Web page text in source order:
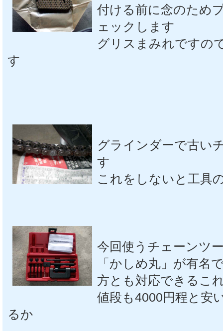
付ける前に念のため
ェックします
グリスまみれですの
す
グラインダーで古い
す
これをしないと工具
今回使うチェーンツ
「かしめ丸」が有名
方とも対応できるこ
値段も4000円程と安
るか